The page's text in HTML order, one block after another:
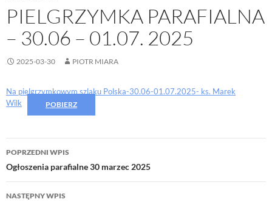
PIELGRZYMKA PARAFIALNA
– 30.06 – 01.07. 2025
2025-03-30 PIOTR MIARA
Na pielgrzymkowym szlaku Polska-30.06-01.07.2025- ks. Marek
Wilk
POBIERZ
Nawigacja
wpisu
POPRZEDNI WPIS
Ogłoszenia parafialne 30 marzec 2025
NASTĘPNY WPIS